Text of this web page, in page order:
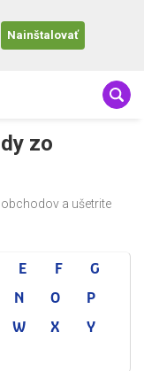
Nainštalovať
zo
obchodov a ušetrite
E F
G
N O
P
W X
Y